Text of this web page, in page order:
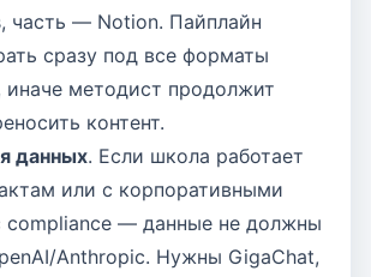
часть — Notion. Пайплайн
сразу под все форматы
иначе методист продолжит
контент.
данных. Если школа работает
или с корпоративными
compliance — данные не должны
Anthropic. Нужны GigaChat,